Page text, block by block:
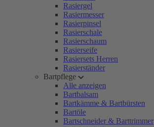
Rasiergel
Rasiermesser
Rasierpinsel
Rasierschale
Rasierschaum
Rasierseife
Rasiersets Herren
Rasierständer
Bartpflege
Alle anzeigen
Bartbalsam
Bartkämme & Bartbürsten
Bartöle
Bartschneider & Barttrimmer